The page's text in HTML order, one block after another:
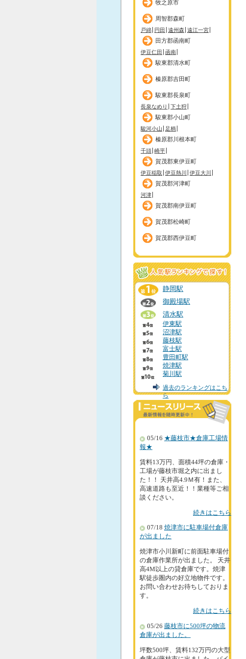
牧之原市
周智郡森町
戸綿 円田 遠州森 遠江一宮
田方郡函南町
伊豆仁田 函南
駿東郡清水町
榛原郡吉田町
駿東郡長泉町
長泉なめり 下土狩
駿東郡小山町
駿河小山 足柄
榛原郡川根本町
千頭 崎平
賀茂郡東伊豆町
伊豆稲取 伊豆熱川 伊豆大川
賀茂郡河津町
河津
賀茂郡南伊豆町
賀茂郡松崎町
賀茂郡西伊豆町
静岡駅
御殿場駅
清水駅
伊東駅
沼津駅
藤枝駅
富士駅
豊田町駅
焼津駅
菊川駅
過去のランキングはこち
ら
05/16 ★藤枝市★倉庫工場情
報★
賃料13万円、面積44坪の倉庫・
工場が藤枝市堀之内に出まし
た！！ 天井高4.9Ｍ有！また、
高速道路も至近！！業種等ご相
談ください。
続きはこちら
07/18 焼津市に駐車場付倉庫
が出ました
焼津市小川新町に前面駐車場付
の倉庫作業所が出ました。 天井
高4M以上の貸倉庫です。焼津
駅徒歩圏内の好立地物件です。
お問い合わせお待ちしておりま
す。
続きはこちら
05/26 藤枝市に500坪の物流
倉庫が出ました。
坪数500坪、賃料132万円の大型